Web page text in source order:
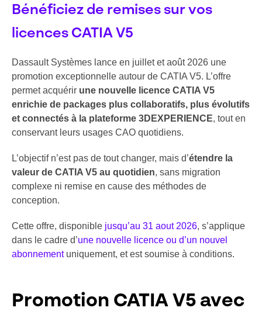
Bénéficiez de remises sur vos
licences CATIA V5
Dassault Systèmes lance en juillet et août 2026 une
promotion exceptionnelle autour de CATIA V5. L’offre
permet acquérir une nouvelle licence CATIA V5
enrichie de packages plus collaboratifs, plus évolutifs
et connectés à la plateforme 3DEXPERIENCE, tout en
conservant leurs usages CAO quotidiens.
L’objectif n’est pas de tout changer, mais d’étendre la
valeur de CATIA V5 au quotidien, sans migration
complexe ni remise en cause des méthodes de
conception.
Cette offre, disponible jusqu’au 31 aout 2026, s’applique
dans le cadre d’une nouvelle licence ou d’un nouvel
abonnement uniquement, et est soumise à conditions.
Promotion CATIA V5 avec